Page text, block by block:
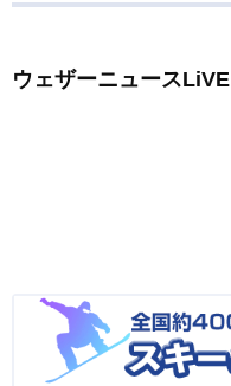
ウェザーニュースLiVE